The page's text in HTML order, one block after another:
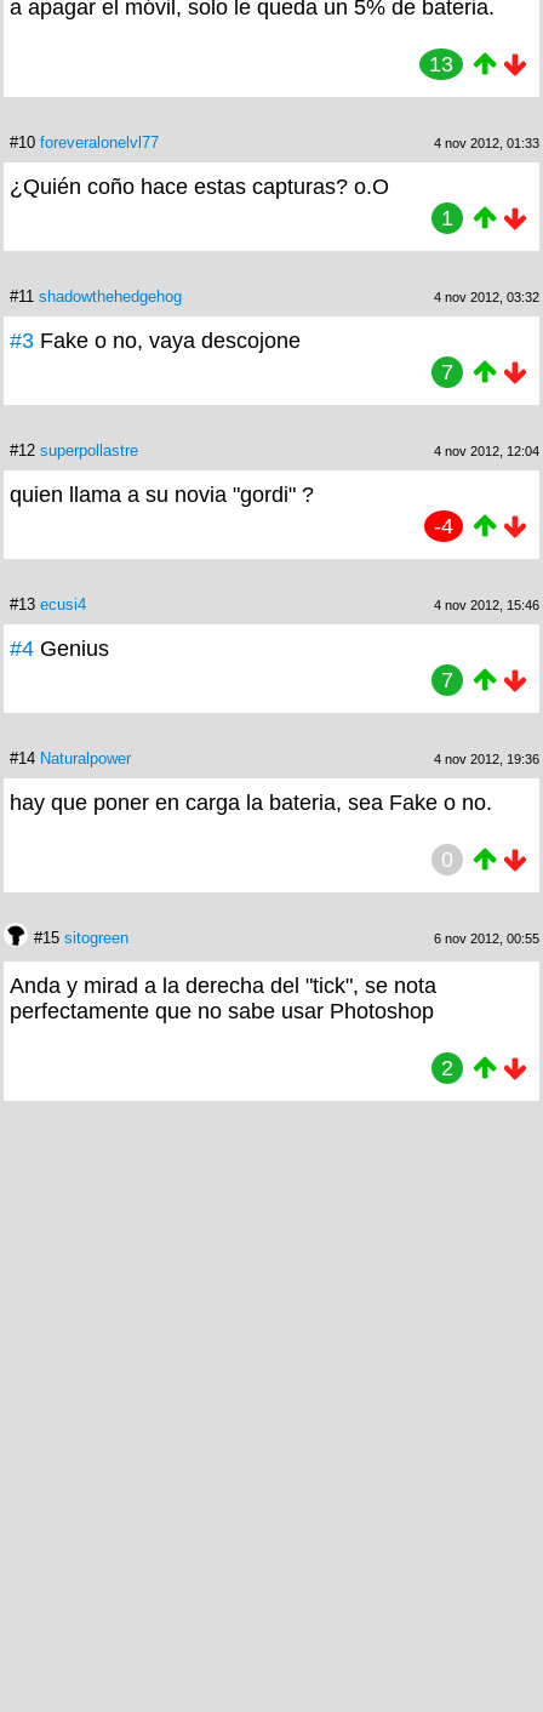
a apagar el móvil, solo le queda un 5% de bateria.
13
#10 foreveralonelvl77 4 nov 2012, 01:33
¿Quién coño hace estas capturas? o.O
1
#11 shadowthehedgehog 4 nov 2012, 03:32
#3 Fake o no, vaya descojone
7
#12 superpollastre 4 nov 2012, 12:04
quien llama a su novia "gordi" ?
-4
#13 ecusi4 4 nov 2012, 15:46
#4 Genius
7
#14 Naturalpower 4 nov 2012, 19:36
hay que poner en carga la bateria, sea Fake o no.
0
#15 sitogreen 6 nov 2012, 00:55
Anda y mirad a la derecha del "tick", se nota
perfectamente que no sabe usar Photoshop
2